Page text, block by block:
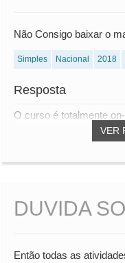
Não Consigo baixar o
Simples Nacional 2018
Resposta
VER
O curso é totalmente
DUVIDA
Então todas as